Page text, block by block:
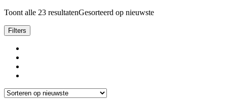
Toont alle 23 resultatenGesorteerd op nieuwste
Filters